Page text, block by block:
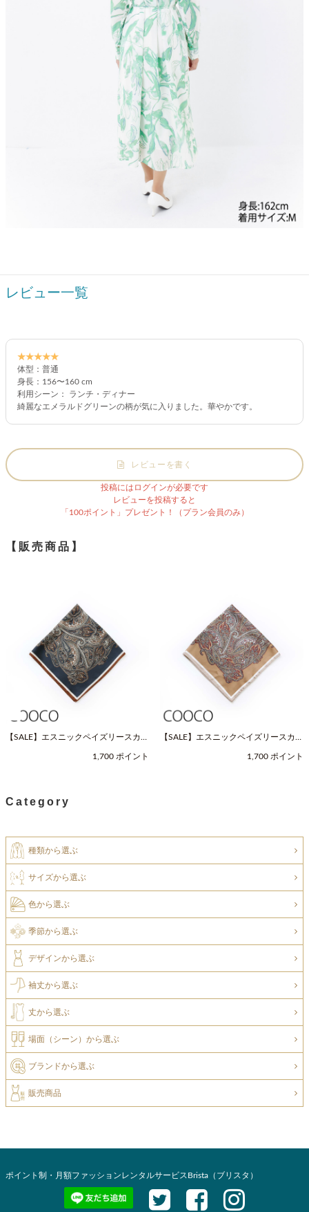
レビュー一覧
★★★★★
体型：普通
身長：156〜160 cm
利用シーン： ランチ・ディナー
綺麗なエメラルドグリーンの柄が気に入りました。華やかです。
レビューを書く
投稿にはログインが必要です
レビューを投稿すると
「100ポイント」プレゼント！（プラン会員のみ）
【販売商品】
【SALE】エスニックペイズリースカー
1,700 ポイント
【SALE】エスニックペイズリースカー
1,700 ポイント
Category
種類から選ぶ
サイズから選ぶ
色から選ぶ
季節から選ぶ
デザインから選ぶ
袖丈から選ぶ
丈から選ぶ
場面（シーン）から選ぶ
ブランドから選ぶ
販売商品
ポイント制・月額ファッションレンタルサービスBrista（ブリスタ）